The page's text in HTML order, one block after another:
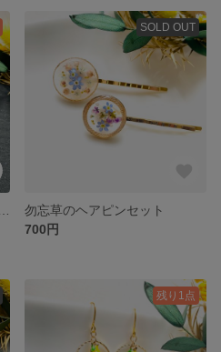
SOLD OUT
勿忘草のヘアピンセット
700円
残り1点